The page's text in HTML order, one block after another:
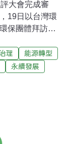
大會完成審
19日以台灣環
保團體拜訪屏
曹啟鴻同時不
護生態而得
開發的意見。
珍貴且兼具自
衷。曹啟鴻
而改變。他也
視當地民眾的
展生態旅遊。
理
能源轉型
永續發展